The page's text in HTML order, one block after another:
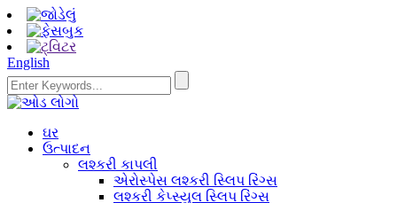
English
ઘર
ઉત્પાદન
લશ્કરી કાપલી
એરોસ્પેસ લશ્કરી સ્લિપ રિંગ્સ
લશ્કરી કેપ્સ્યુલ સ્લિપ રિંગ્સ